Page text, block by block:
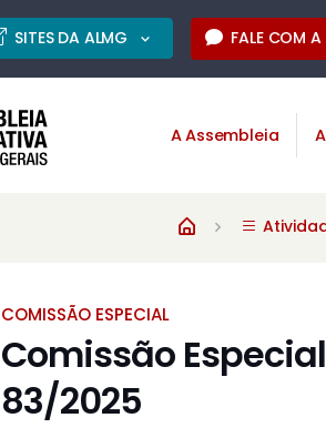
SITES DA ALMG FALE COM
A Assembleia
COMISSÃO ESPECIAL
Comissão
83/2025